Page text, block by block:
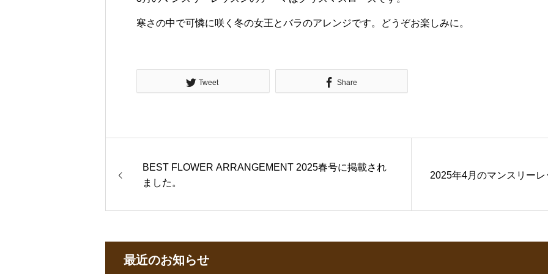
寒さの中で可憐に咲く冬の女王とバラのアレンジです。どうぞお楽しみに。
Tweet Share
BEST FLOWER ARRANGEMENT 2025春号に掲載され
ました。
2025年4月のマンスリー
最近のお知らせ